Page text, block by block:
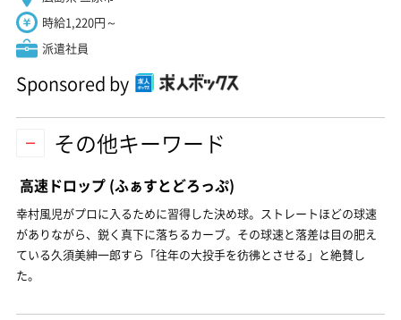
時給1,220円～
派遣社員
Sponsored by
その他キーワード
高速ドロップ (ふぁすとどろっぷ)
幸村風児がプロに入るために習得した決め球。ストレートほどの球速
がありながら、鋭く真下に落ちるカーブ。その球速と落差は目の肥え
ている久須美紳一郎すら「往年の大投手を彷彿とさせる」と絶賛し
た。